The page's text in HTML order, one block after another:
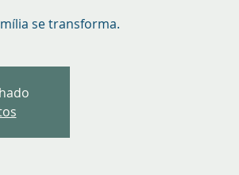
se transforma.